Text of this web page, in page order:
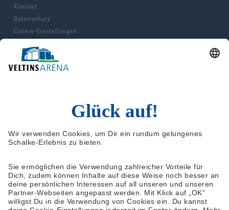
Kontakt
Datenschutz
Cookie-Einstellungen
AGB & Hausordnung
© 2025 FC Gelsenkirchen-Schalke e.V.